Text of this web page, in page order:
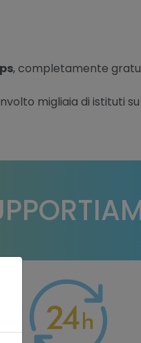
, completamente
migliaia di istituti